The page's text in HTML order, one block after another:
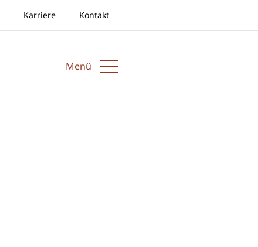
Karriere Kontakt
Menü